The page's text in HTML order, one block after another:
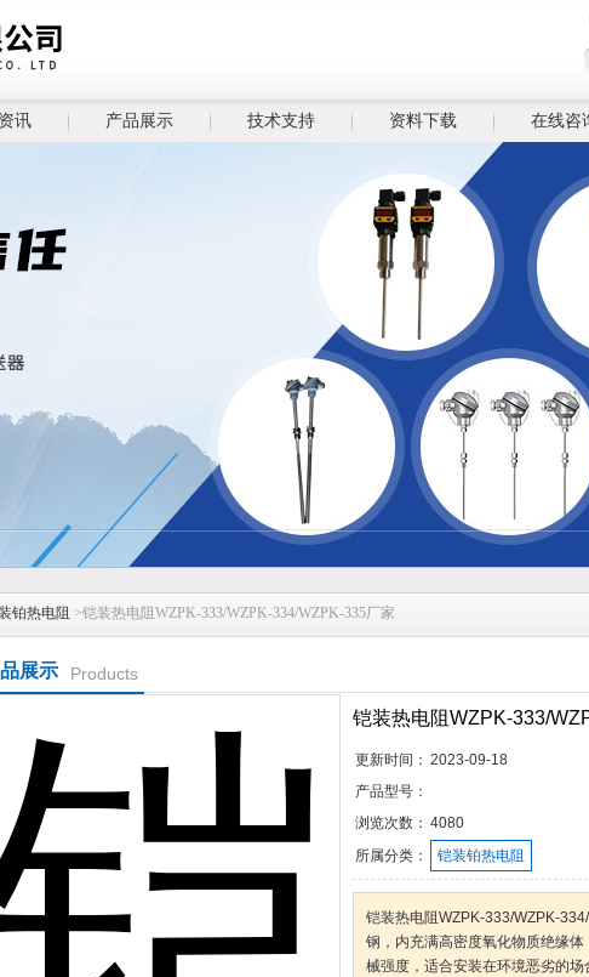
讯 产品展示 技术支持 资料下载 在线咨
铂热电阻 >铠装热电阻WZPK-333/WZPK-334/WZPK-335厂家
展示 Products
铠装热电阻WZPK-333/
更新时间： 2023-09-18
产品型号：
浏览次数： 4080
所属分类：
铠装铂热电阻
铠装热电阻WZPK-333/WZPK-
钢，内充满高密度氧化物质绝缘
械强度，适合安装在环境恶劣的场